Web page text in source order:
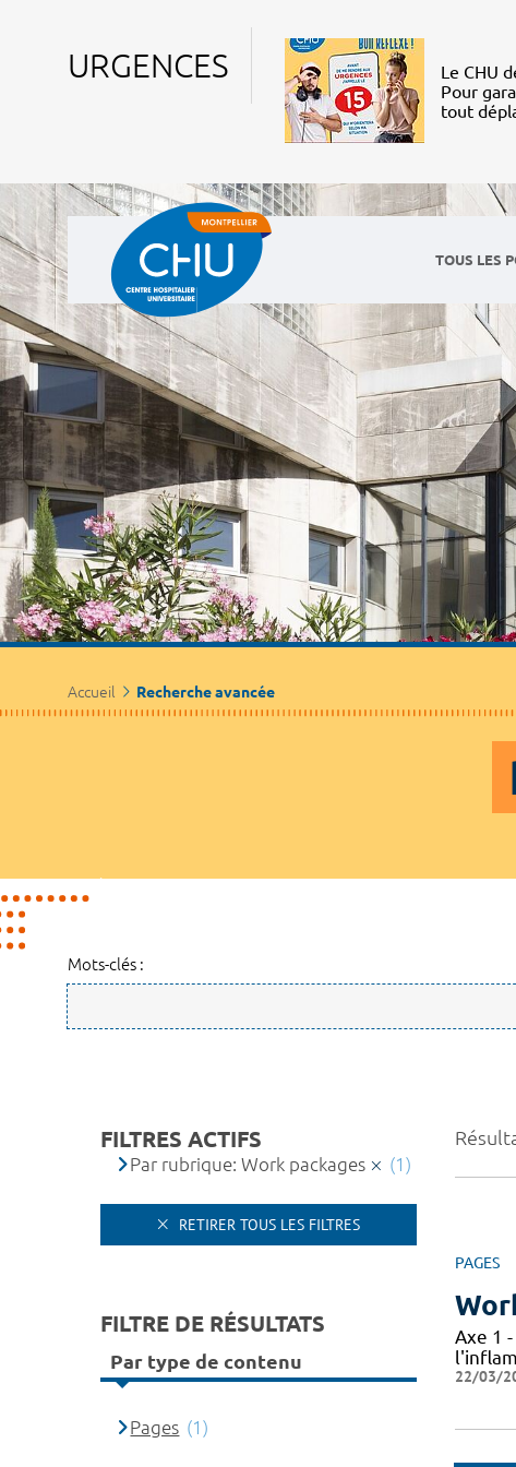
URGENCES
Le CHU
Pour
tout
TOUS LES
Accueil Recherche avancée
Mots-clés :
PAGES
Axe 1
22/03/
FILTRES ACTIFS
Par rubrique: Work packages (1)
RETIRER TOUS LES FILTRES
FILTRE DE RÉSULTATS
Par type de contenu
Pages (1)